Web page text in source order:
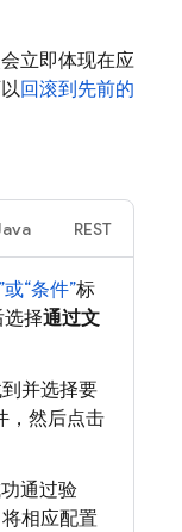
立即体现在应
回滚到先前的
REST
或“条件”标
选择通过文
到并选择要
，然后点击
通过验
将相应配置